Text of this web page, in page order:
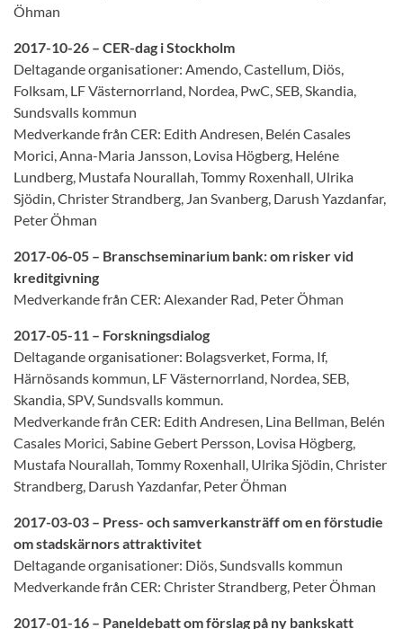
Öhman
2017-10-26 – CER-dag i Stockholm
Deltagande organisationer: Amendo, Castellum, Diös,
Folksam, LF Västernorrland, Nordea, PwC, SEB, Skandia,
Sundsvalls kommun
Medverkande från CER: Edith Andresen, Belén Casales
Morici, Anna-Maria Jansson, Lovisa Högberg, Heléne
Lundberg, Mustafa Nourallah, Tommy Roxenhall, Ulrika
Sjödin, Christer Strandberg, Jan Svanberg, Darush Yazdanfar,
Peter Öhman
2017-06-05 – Branschseminarium bank: om risker vid
kreditgivning
Medverkande från CER: Alexander Rad, Peter Öhman
2017-05-11 – Forskningsdialog
Deltagande organisationer: Bolagsverket, Forma, If,
Härnösands kommun, LF Västernorrland, Nordea, SEB,
Skandia, SPV, Sundsvalls kommun.
Medverkande från CER: Edith Andresen, Lina Bellman, Belén
Casales Morici, Sabine Gebert Persson, Lovisa Högberg,
Mustafa Nourallah, Tommy Roxenhall, Ulrika Sjödin, Christer
Strandberg, Darush Yazdanfar, Peter Öhman
2017-03-03 – Press- och samverkansträff om en förstudie
om stadskärnors attraktivitet
Deltagande organisationer: Diös, Sundsvalls kommun
Medverkande från CER: Christer Strandberg, Peter Öhman
2017-01-16 – Paneldebatt om förslag på ny bankskatt